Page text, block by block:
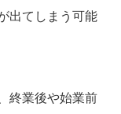
出てしまう可能
終業後や始業前